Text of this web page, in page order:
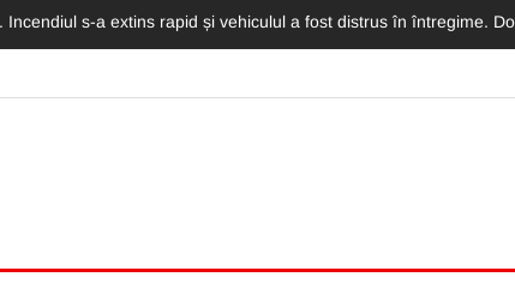
„Nu am văzut niciun echipaj de Poliție sau Jandarmerie”